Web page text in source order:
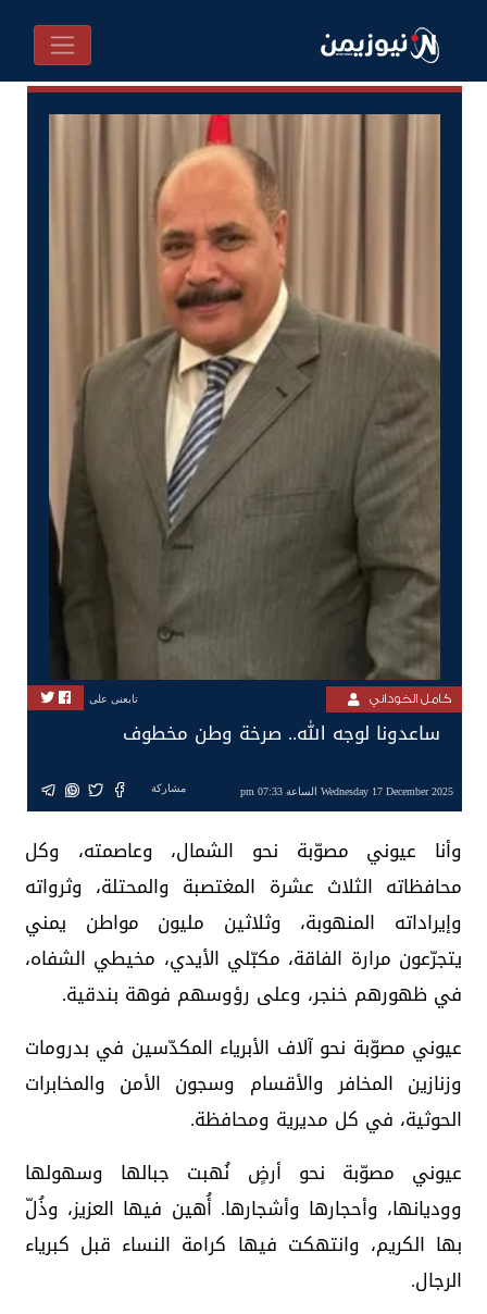
كامل الخوداني تابعنى على
ساعدونا لوجه الله.. صرخة وطن مخطوف
Wednesday 17 December 2025 الساعة 07:33 pm مشاركة
وأنا عيوني مصوّبة نحو الشمال، وعاصمته، وكل
محافظاته الثلاث عشرة المغتصبة والمحتلة، وثرواته
وإيراداته المنهوبة، وثلاثين مليون مواطن يمني
يتجرّعون مرارة الفاقة، مكبّلي الأيدي، مخيطي الشفاه،
في ظهورهم خنجر، وعلى رؤوسهم فوهة بندقية.
عيوني مصوّبة نحو آلاف الأبرياء المكدّسين في بدرومات
وزنازين المخافر والأقسام وسجون الأمن والمخابرات
الحوثية، في كل مديرية ومحافظة.
عيوني مصوّبة نحو أرضٍ نُهبت جبالها وسهولها
ووديانها، وأحجارها وأشجارها. أُهين فيها العزيز، وذُلّ
بها الكريم، وانتهكت فيها كرامة النساء قبل كبرياء
الرجال.